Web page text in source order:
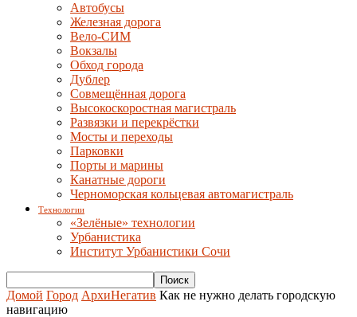
Автобусы
Железная дорога
Вело-СИМ
Вокзалы
Обход города
Дублер
Совмещённая дорога
Высокоскоростная магистраль
Развязки и перекрёстки
Мосты и переходы
Парковки
Порты и марины
Канатные дороги
Черноморская кольцевая автомагистраль
Технологии
«Зелёные» технологии
Урбанистика
Институт Урбанистики Сочи
Домой Город АрхиНегатив Как не нужно делать городскую
навигацию